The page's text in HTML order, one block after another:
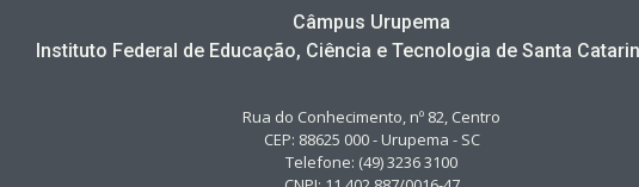
Câmpus Urupema
Instituto Federal de Educação, Ciência e Tecnologia de Santa
Rua do Conhecimento, nº 82, Centro
CEP: 88625 000 - Urupema - SC
Telefone: (49) 3236 3100